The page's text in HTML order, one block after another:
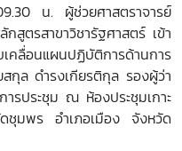
น. ผู้ช่วยศาสตราจารย์
ตรสาขาวิชารัฐศาสตร์ เข้า
คลื่อนแผนปฏิบัติการด้านการ
ล ดำรงเกียรติกุล รองผู้ว่า
ารประชุม ณ ห้องประชุมเกาะ
ดชุมพร อำเภอเมือง จังหวัด